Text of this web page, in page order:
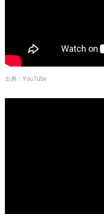
出典：YouTube